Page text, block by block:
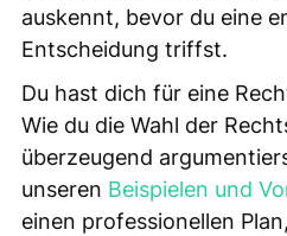
auskennt, bevor du eine
Entscheidung triffst.
Du hast dich für eine
Wie du die Wahl der
überzeugend
unseren Beispielen und
einen professionellen